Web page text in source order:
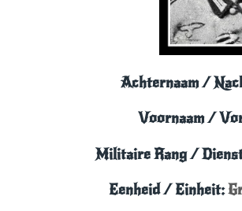
Achternaam /
Voornaam /
Militaire Rang /
Eenheid / Einheit: